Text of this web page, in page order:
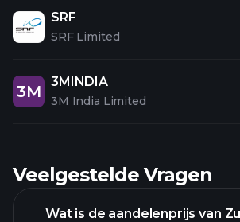
SRF
SRF Limited
3M
3MINDIA
3M India Limited
Veelgestelde Vragen
Wat is de aandelenprijs van